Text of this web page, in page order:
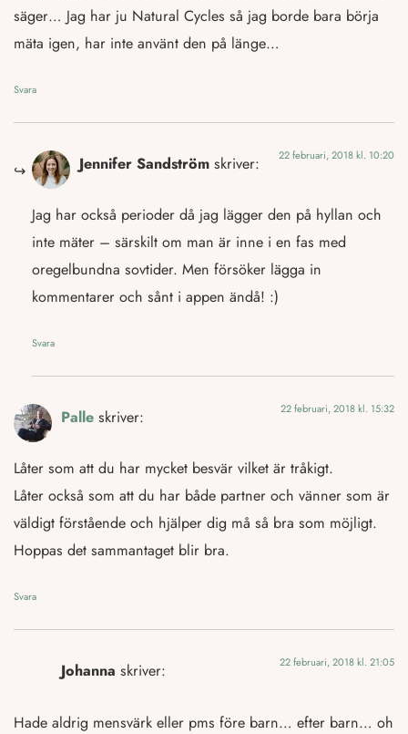
säger… Jag har ju Natural Cycles så jag borde bara börja
mäta igen, har inte använt den på länge…
Svara
Jennifer Sandström skriver: 22 februari, 2018 kl. 10:20
Jag har också perioder då jag lägger den på hyllan och
inte mäter – särskilt om man är inne i en fas med
oregelbundna sovtider. Men försöker lägga in
kommentarer och sånt i appen ändå! :)
Svara
Palle skriver: 22 februari, 2018 kl. 15:32
Låter som att du har mycket besvär vilket är tråkigt.
Låter också som att du har både partner och vänner som är
väldigt förstående och hjälper dig må så bra som möjligt.
Hoppas det sammantaget blir bra.
Svara
Johanna skriver: 22 februari, 2018 kl. 21:05
Hade aldrig mensvärk eller pms före barn… efter barn… oh